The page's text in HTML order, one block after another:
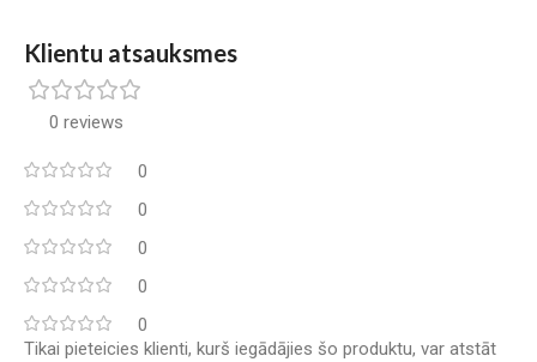
Klientu atsauksmes
0 reviews
0
0
0
0
0
Tikai pieteicies klienti, kurš iegādājies šo produktu, var atstāt